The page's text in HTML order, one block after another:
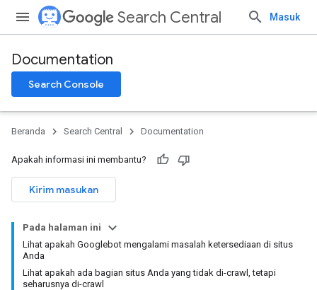
Search Central Masuk
Documentation
Search Console
Beranda Search Central Documentation
Apakah informasi ini membantu?
Kirim masukan
Pada halaman ini
Lihat apakah Googlebot mengalami masalah ketersediaan di situs
Anda
Lihat apakah ada bagian situs Anda yang tidak di-crawl, tetapi
seharusnya di-crawl